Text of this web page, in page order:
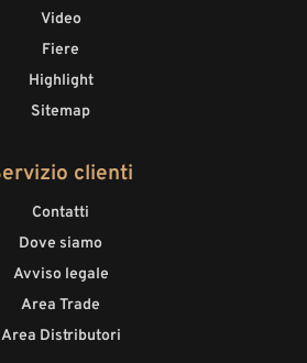
Video
Fiere
Highlight
Sitemap
clienti
Contatti
Dove siamo
Avviso legale
Area Trade
Area Distributori